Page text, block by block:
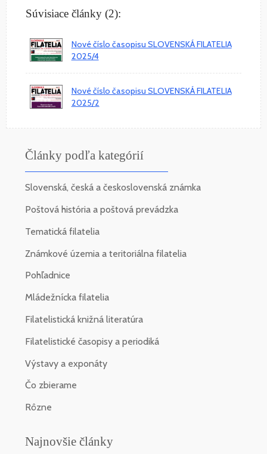
Súvisiace články (2):
Nové číslo časopisu SLOVENSKÁ FILATELIA
2025/4
Nové číslo časopisu SLOVENSKÁ FILATELIA
2025/2
Články podľa kategórií
Slovenská, česká a československá známka
Poštová história a poštová prevádzka
Tematická filatelia
Známkové územia a teritoriálna filatelia
Pohľadnice
Mládežnícka filatelia
Filatelistická knižná literatúra
Filatelistické časopisy a periodiká
Výstavy a exponáty
Čo zbierame
Rôzne
Najnovšie články